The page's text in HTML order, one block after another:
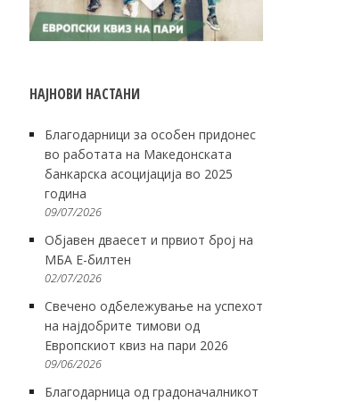
НАЈНОВИ НАСТАНИ
Благодарници за особен придонес
во работата на Македонската
банкарска асоцијација во 2025
година
09/07/2026
Објавен дваесет и првиот број на
МБА Е-билтен
02/07/2026
Свечено одбележување на успехот
на најдобрите тимови од
Европскиот квиз на пари 2026
09/06/2026
Благодарница од градоначалникот